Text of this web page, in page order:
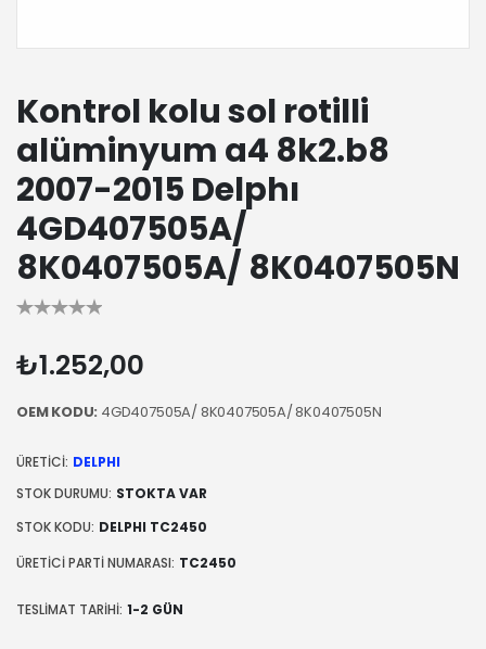
Kontrol kolu sol rotilli
alüminyum a4 8k2.b8
2007-2015 Delphı
4GD407505A/
8K0407505A/ 8K0407505N
₺1.252,00
OEM KODU: 4GD407505A/ 8K0407505A/ 8K0407505N
ÜRETICI: DELPHI
STOK DURUMU: STOKTA VAR
STOK KODU: DELPHI TC2450
ÜRETICI PARTI NUMARASI: TC2450
TESLIMAT TARIHI: 1-2 GÜN